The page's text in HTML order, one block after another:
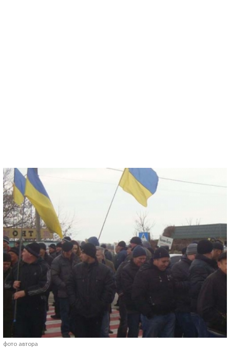
фото автора